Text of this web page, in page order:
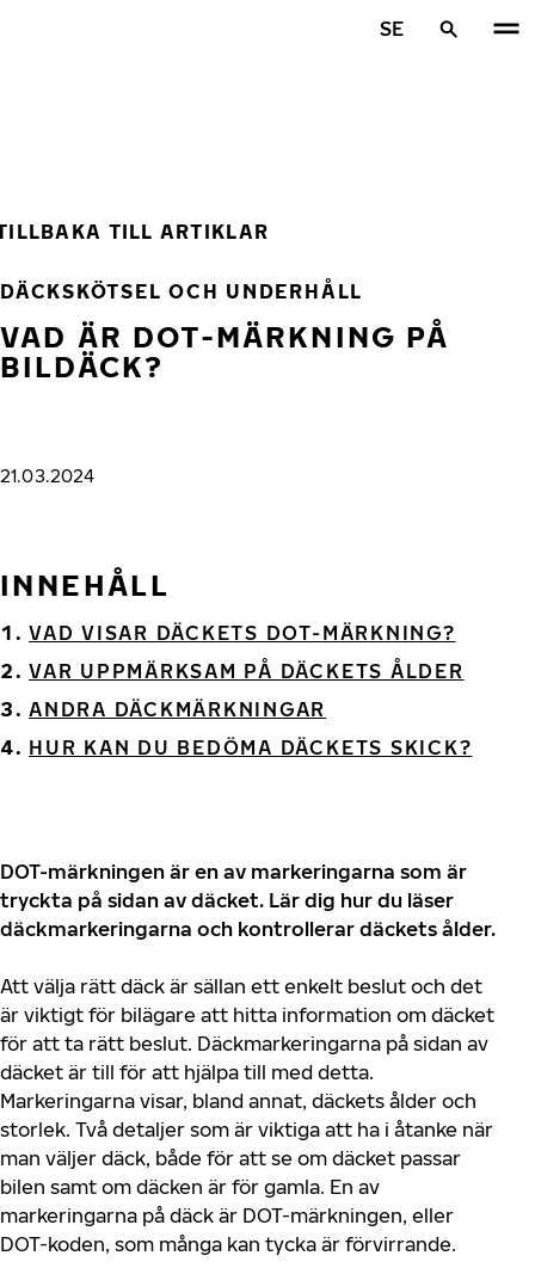
SE
TILL ARTIKLAR
DÄCKSKÖTSEL OCH UNDERHÅLL
VAD ÄR DOT-MÄRKNING PÅ
BILDÄCK?
21.03.2024
INNEHÅLL
VAD VISAR DÄCKETS DOT-MÄRKNING?
VAR UPPMÄRKSAM PÅ DÄCKETS ÅLDER
ANDRA DÄCKMÄRKNINGAR
HUR KAN DU BEDÖMA DÄCKETS SKICK?
DOT-märkningen är en av markeringarna som är
tryckta på sidan av däcket. Lär dig hur du läser
däckmarkeringarna och kontrollerar däckets ålder.
Att välja rätt däck är sällan ett enkelt beslut och det
är viktigt för bilägare att hitta information om däcket
för att ta rätt beslut. Däckmarkeringarna på sidan av
däcket är till för att hjälpa till med detta.
Markeringarna visar, bland annat, däckets ålder och
storlek. Två detaljer som är viktiga att ha i åtanke när
man väljer däck, både för att se om däcket passar
bilen samt om däcken är för gamla. En av
markeringarna på däck är DOT-märkningen, eller
DOT-koden, som många kan tycka är förvirrande.